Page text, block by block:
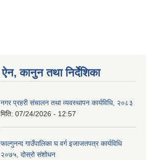
ऐन, कानुन तथा निर्देशिका
नगर प्रहरी संचालन तथा व्यवस्थापन कार्यविधि, २०८३
मिति: 07/24/2026 - 12:57
फाल्गुनन्द गाउँपालिका घ वर्ग इजाजतपत्र कार्यविधि
२०७५, दोस्रो संशोधन